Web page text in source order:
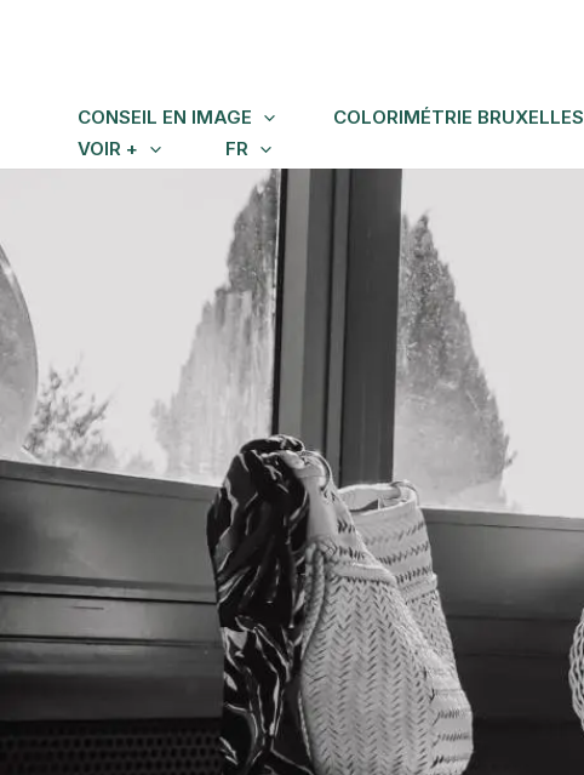
CONSEIL EN IMAGE COLORIMÉTRIE BRUXELLES
VOIR +
FR